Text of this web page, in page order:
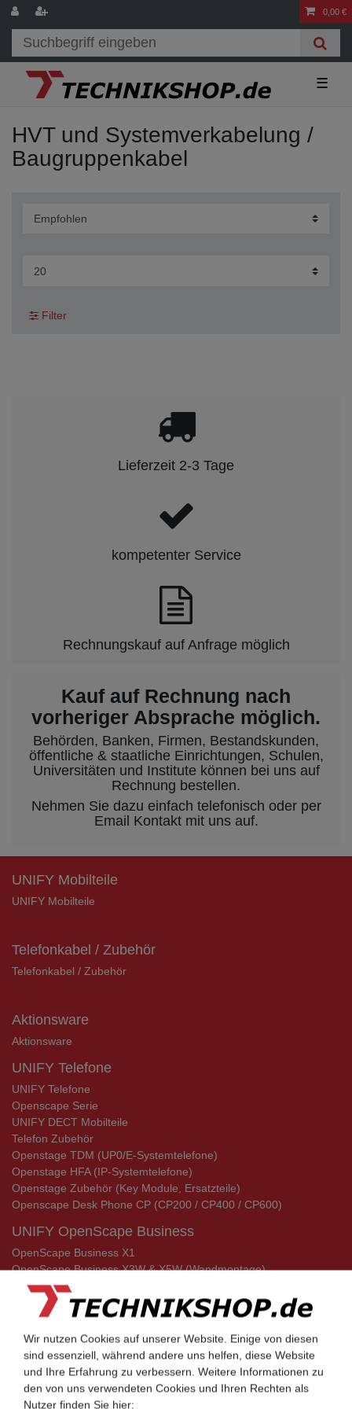
0,00 €
☰
HVT und Systemverkabelung /
Baugruppenkabel
Filter
Lieferzeit 2-3 Tage
kompetenter Service
Rechnungskauf auf Anfrage möglich
Kauf auf Rechnung nach
vorheriger Absprache möglich.
Behörden, Banken, Firmen, Bestandskunden,
öffentliche & staatliche Einrichtungen, Schulen,
Universitäten und Institute können bei uns auf
Rechnung bestellen.
Nehmen Sie dazu einfach telefonisch oder per
Email Kontakt mit uns auf.
UNIFY Mobilteile
UNIFY Mobilteile
Telefonkabel / Zubehör
Telefonkabel / Zubehör
Aktionsware
Aktionsware
UNIFY Telefone
UNIFY Telefone
Openscape Serie
UNIFY DECT Mobilteile
Telefon Zubehör
Openstage TDM (UP0/E-Systemtelefone)
Openstage HFA (IP-Systemtelefone)
Openstage Zubehör (Key Module, Ersatzteile)
Openscape Desk Phone CP (CP200 / CP400 / CP600)
UNIFY OpenScape Business
OpenScape Business X1
OpenScape Business X3W & X5W (Wandmontage)
OpenScape Business X3R & X5R (Rackmontage 19 Zoll)
OpenScape Business X8 (Stand & Rack)
Cordless Basisstationen für OpenScape Business
Geräte / Adapter für OpenScape Business
HVT und Systemverkabelung / Baugruppenkabel
Kontakt
Wir nutzen Cookies auf unserer Website. Einige von diesen
sind essenziell, während andere uns helfen, diese Website
und Ihre Erfahrung zu verbessern. Weitere Informationen zu
den von uns verwendeten Cookies und Ihren Rechten als
Nutzer finden Sie hier: